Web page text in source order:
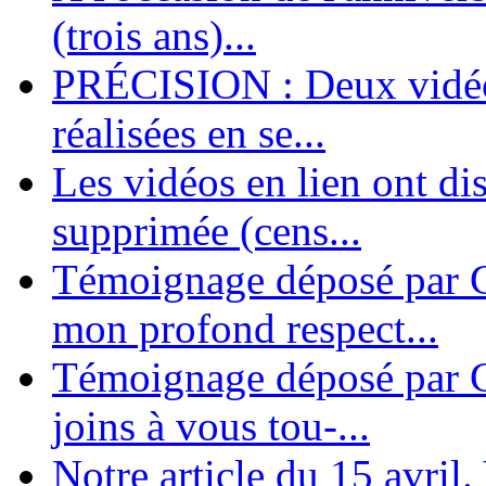
(trois ans)...
PRÉCISION : Deux
réalisées en se...
Les vidéos en lien ont
supprimée (cens...
Témoignage déposé par
mon profond respect...
Témoignage déposé par
joins à vous tou-...
Notre article du 15 avril.